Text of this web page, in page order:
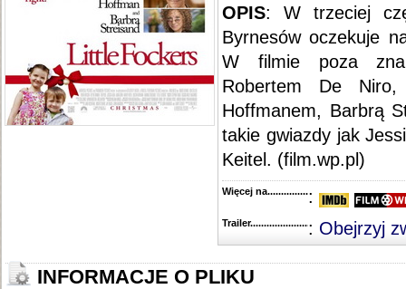
OPIS: W trzeciej
Byrnesów oczekuje
W filmie poza
Robertem De Niro,
Hoffmanem, Barbrą
takie gwiazdy jak
Keitel. (film.wp.pl)
Więcej na........................................
:
Trailer...........................................
: Obejrzyj
INFORMACJE O PLIKU